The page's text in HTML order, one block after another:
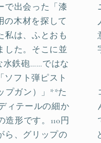
で出会った「漆
の木材を探して
私は、ふとおも
した。そこに並
水鉄砲……ではな
ソフト弾ピスト
プガン）」**た
ィテールの細か
形です。110円
ら、グリップの